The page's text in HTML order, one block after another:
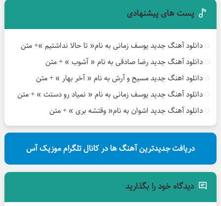
پست های پیشنهادی
دانلود آهنگ جدید یوسف زمانی به نام« تا حالا نداشتیم »+ متن
دانلود آهنگ جدید رضا صادقی به نام « آشوب » + متن
دانلود اهنگ جدید مسیح و آرش به نام « آخر بهار » + متن
دانلود آهنگ جدید یوسف زمانی به نام « نمیاد رو دستت » + متن
دانلود آهنگ جدید اشوان به نام« وقتشه بری » + متن
دریافت جدیدترین آهنگ ها در کانال تلگرام موزیک آس
دیدگاه خود را بگذارید